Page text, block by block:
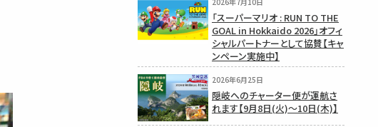
「スーパーマリオ : RUN TO THE
GOAL in Hokkaido 2026」オフィ
シャルパートナーとして協賛【キャ
ンペーン実施中】
2026年6月25日
隠岐へのチャーター便が運航さ
れます【9月8日(火)〜10日(木)】